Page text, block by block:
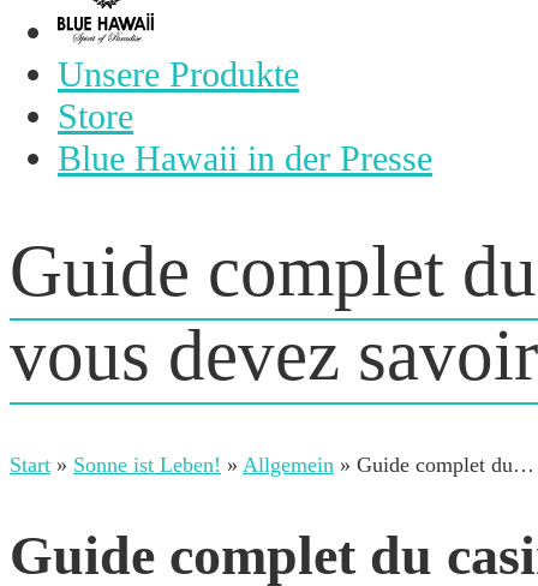
Unsere Produkte
Store
Blue Hawaii in der Presse
Guide complet
vous devez savoir
Start » Sonne ist Leben! » Allgemein » Guide complet du…
Guide complet du